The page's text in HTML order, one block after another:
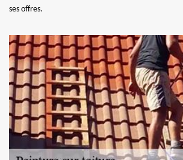
ses offres.